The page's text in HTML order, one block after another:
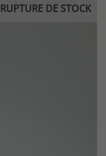
RUPTURE DE STOCK